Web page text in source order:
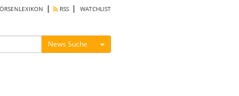
RSS WATCHLIST
News Suche Menü ein-/ausblenden